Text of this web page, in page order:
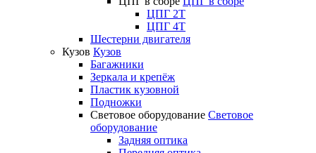
ЦПГ 2T
ЦПГ 4T
Шестерни двигателя
Кузов Кузов
Багажники
Зеркала и крепёж
Пластик кузовной
Подножки
Световое оборудование Световое
оборудование
Задняя оптика